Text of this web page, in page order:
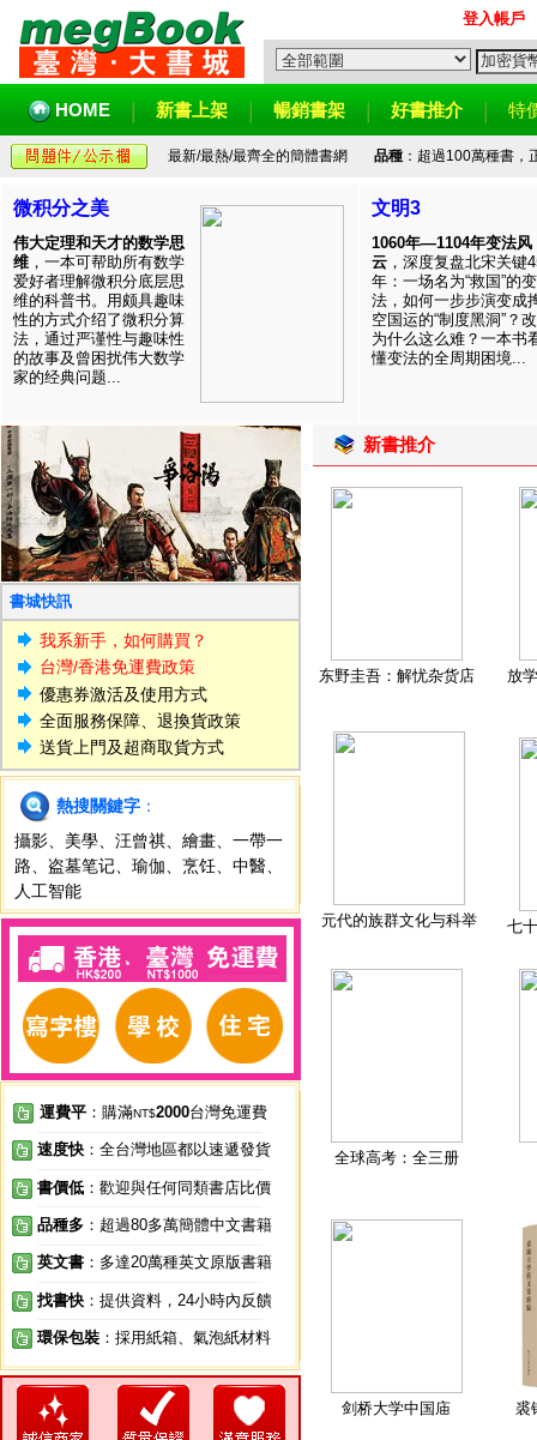
登入帳戶
HOME 新書上架 暢銷書架 好書推介 特
最新/最熱/最齊全的簡體書網 品種：超過100萬種書，
微积分之美
伟大定理和天才的数学思
维 ，一本可帮助所有数学
爱好者理解微积分底层思
维的科普书。用颇具趣味
性的方式介绍了微积分算
法，通过严谨性与趣味性
的故事及曾困扰伟大数学
家的经典问题...
文明3
1060年—1104年变法风
云 ，深度复盘北宋关键
年：一场名为“救国”的变
法，如何一步步演变成
空国运的“制度黑洞”？
为什么这么难？一本书
懂变法的全周期困境...
書城快訊
我系新手，如何購買？
台灣/香港免運費政策
優惠券激活及使用方式
全面服務保障、退換貨政策
送貨上門及超商取貨方式
熱搜關鍵字 ：
攝影
美學 汪曾祺 繪畫
一帶一
路
盗墓笔记 瑜伽 烹饪 中醫
人工智能
運費平 ：購滿NT$2000台灣免運費
速度快 ：全台灣地區都以速遞發貨
書價低 ：歡迎與任何同類書店比價
品種多 ：超過80多萬簡體中文書籍
英文書 ：多達20萬種英文原版書籍
找書快 ：提供資料，24小時內反饋
環保包裝 ：採用紙箱、氣泡紙材料
新書推介
东野圭吾：解忧杂货店 放
元代的族群文化与科举 七
全球高考：全三册
剑桥大学中国庙 裘